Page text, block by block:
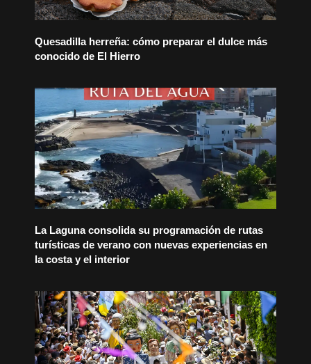
Quesadilla herreña: cómo preparar el dulce más
conocido de El Hierro
La Laguna consolida su programación de rutas
turísticas de verano con nuevas experiencias en
la costa y el interior